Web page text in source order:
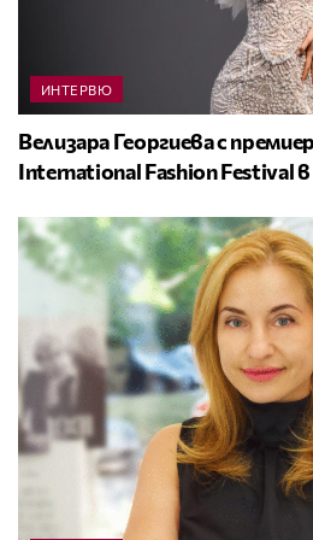
ИНТЕРВЮ
Велизара Георгиева с
International Fashion Festival